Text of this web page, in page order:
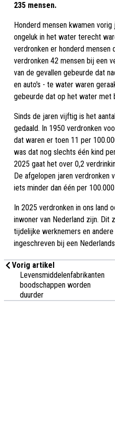
235 mensen.
Honderd mensen kwamen
ongeluk in het water terecht
verdronken er honderd mensen
verdronken 42 mensen bij een
van de gevallen gebeurde dat
en auto's - te water waren
gebeurde dat op het water met
Sinds de jaren vijftig is het
gedaald. In 1950 verdronken
dat waren er toen 11 per
was dat nog slechts één kind
2025 gaat het over 0,2
De afgelopen jaren verdronken
iets minder dan één per
In 2025 verdronken in ons land
inwoner van Nederland zijn. Dit
tijdelijke werknemers en
ingeschreven bij een
Vorig artikel
Levensmiddelenfabrikanten:
boodschappen worden
duurder